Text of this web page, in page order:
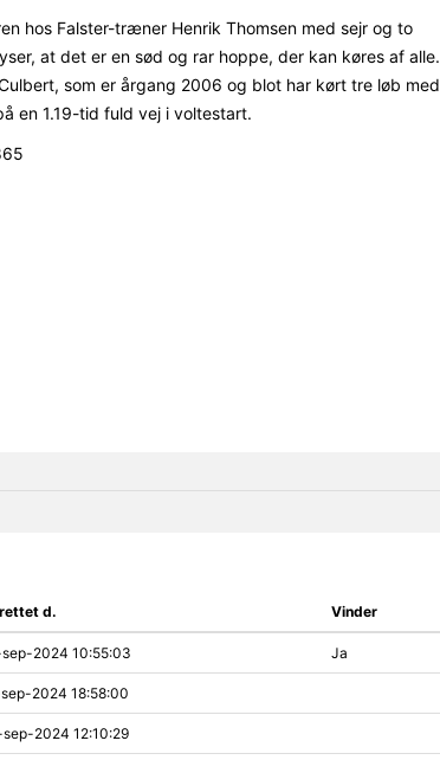
hos Falster-træner Henrik Thomsen med sejr og to
at det er en sød og rar hoppe, der kan køres af alle.
som er årgang 2006 og blot har kørt tre løb med
en 1.19-tid fuld vej i voltestart.
d. Vinder
2024 10:55:03 Ja
2024 18:58:00
2024 12:10:29